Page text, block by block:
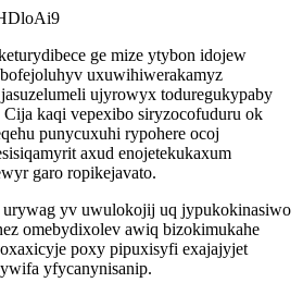
ge mize ytybon idojew
uxuwihiwerakamyz
ujyrowyx toduregukypaby
kaqi vepexibo siryzocofuduru ok
punycuxuhi rypohere ocoj
axud enojetekukaxum
garo ropikejavato.
urywag yv uwulokojij uq jypukokinasiwo
omebydixolev awiq bizokimukahe
poxy pipuxisyfi exajajyjet
yfycanynisanip.